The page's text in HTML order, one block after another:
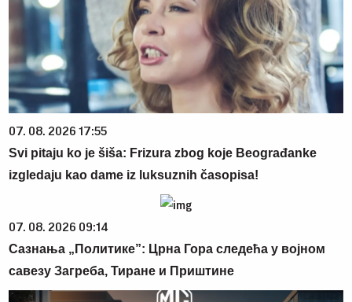
07. 08. 2026 17:55
Svi pitaju ko je šiša: Frizura zbog koje Beograđanke
izgledaju kao dame iz luksuznih časopisa!
07. 08. 2026 09:14
Сазнања „Политике”: Црна Гора следећа у војном
савезу Загреба, Тиране и Приштине